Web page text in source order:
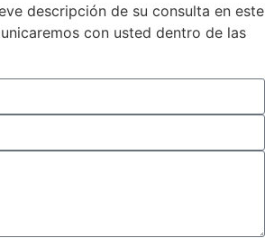
descripción de su consulta en este
con usted dentro de las